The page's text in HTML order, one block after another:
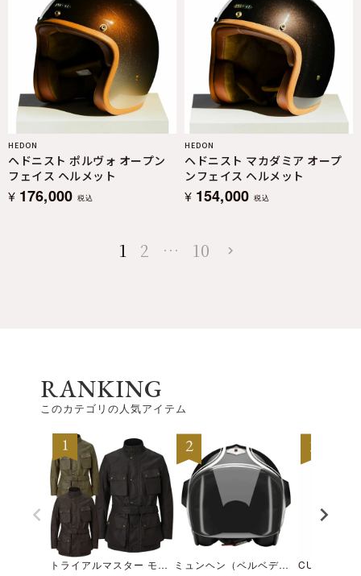
HEDON
ヘドニスト ポルヴォ オープン
フェイス ヘルメット
¥ 176,000 税込
HEDON
ヘドニスト マカダミア オープ
ンフェイス ヘルメット
¥ 154,000 税込
1 2 … 10
RANKING
このカテゴリの人気アイテム
トライアルマスター モーターサイクル ジャケット ミュンヘン（ベルベデーレ）